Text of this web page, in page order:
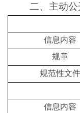
二、主动
信息内容
规章
规范性文件
信息内容